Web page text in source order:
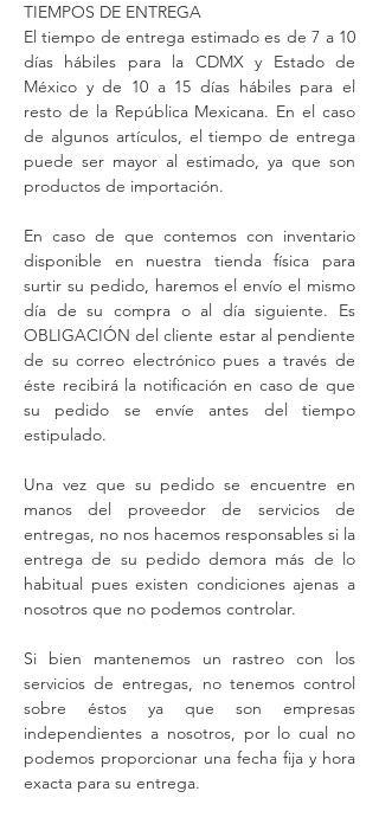
TIEMPOS DE ENTREGA
El tiempo de entrega estimado es de 7 a 10
días hábiles para la CDMX y Estado de
México y de 10 a 15 días hábiles para el
resto de la República Mexicana. En el caso
de algunos artículos, el tiempo de entrega
puede ser mayor al estimado, ya que son
productos de importación.
En caso de que contemos con inventario
disponible en nuestra tienda física para
surtir su pedido, haremos el envío el mismo
día de su compra o al día siguiente. Es
OBLIGACIÓN del cliente estar al pendiente
de su correo electrónico pues a través de
éste recibirá la notificación en caso de que
su pedido se envíe antes del tiempo
estipulado.
Una vez que su pedido se encuentre en
manos del proveedor de servicios de
entregas, no nos hacemos responsables si la
entrega de su pedido demora más de lo
habitual pues existen condiciones ajenas a
nosotros que no podemos controlar.
Si bien mantenemos un rastreo con los
servicios de entregas, no tenemos control
sobre éstos ya que son empresas
independientes a nosotros, por lo cual no
podemos proporcionar una fecha fija y hora
exacta para su entrega.